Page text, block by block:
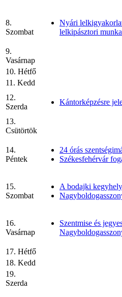
8.
Szombat
Nyári
lelkipásztori
9.
Vasárnap
10. Hétfő
11. Kedd
12.
Szerda
Kántorképzésre
13.
Csütörtök
14.
Péntek
24 órás
Székesfehérvár
15.
Szombat
A bodajki
16.
Vasárnap
Szentmise és
17. Hétfő
18. Kedd
19.
Szerda